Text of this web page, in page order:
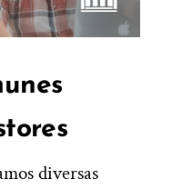
diversas